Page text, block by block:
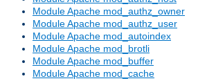
Module Apache mod_authz_owner
Module Apache mod_authz_user
Module Apache mod_autoindex
Module Apache mod_brotli
Module Apache mod_buffer
Module Apache mod_cache